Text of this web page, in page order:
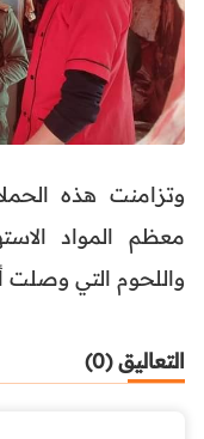
وتزامنت هذه
معظم المواد
واللحوم التي وصلت
التعاليق (0)